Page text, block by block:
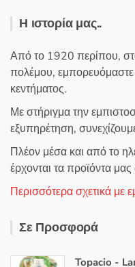
Η ιστορία μας..
Από το 1920 περίπου,
πολέμου, εμπορευόμαστε
κεντήματος.
Με στήριγμα την
εξυπηρέτηση,
Πλέον μέσα και από το
έρχονται τα προϊόντα
Περισσότερα σχετικά με
Σε Προσφορά
Topacio -